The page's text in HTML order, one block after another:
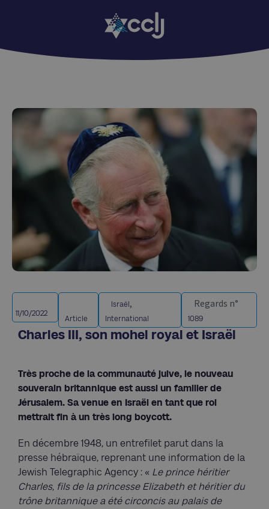
11/10/2022
Article
Israël,
International
Regards n°
1089
Charles III, son mohel royal et Israël
Très proche de la communauté juive, le nouveau
souverain britannique est aussi un familier de
Jérusalem. Sa venue en Israël en tant que roi
mettrait fin à un très long boycott.
En décembre 1948, un entrefilet parut dans la
presse hébraïque, reprenant une information de la
Jewish Telegraphic Agency : « Le prince héritier
Charles, fils de la princesse Elizabeth et héritier du
trône britannique a été circoncis au palais de